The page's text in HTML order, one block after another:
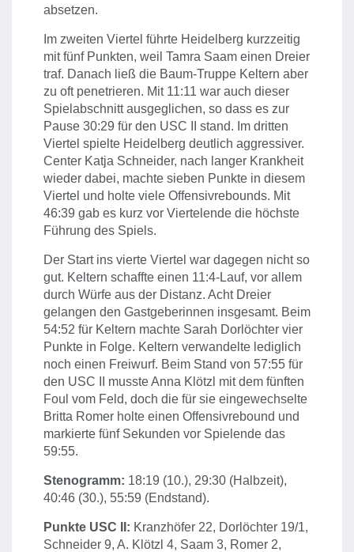
absetzen.
Im zweiten Viertel führte Heidelberg kurzzeitig
mit fünf Punkten, weil Tamra Saam einen Dreier
traf. Danach ließ die Baum-Truppe Keltern aber
zu oft penetrieren. Mit 11:11 war auch dieser
Spielabschnitt ausgeglichen, so dass es zur
Pause 30:29 für den USC II stand. Im dritten
Viertel spielte Heidelberg deutlich aggressiver.
Center Katja Schneider, nach langer Krankheit
wieder dabei, machte sieben Punkte in diesem
Viertel und holte viele Offensivrebounds. Mit
46:39 gab es kurz vor Viertelende die höchste
Führung des Spiels.
Der Start ins vierte Viertel war dagegen nicht so
gut. Keltern schaffte einen 11:4-Lauf, vor allem
durch Würfe aus der Distanz. Acht Dreier
gelangen den Gastgeberinnen insgesamt. Beim
54:52 für Keltern machte Sarah Dorlöchter vier
Punkte in Folge. Keltern verwandelte lediglich
noch einen Freiwurf. Beim Stand von 57:55 für
den USC II musste Anna Klötzl mit dem fünften
Foul vom Feld, doch die für sie eingewechselte
Britta Romer holte einen Offensivrebound und
markierte fünf Sekunden vor Spielende das
59:55.
Stenogramm: 18:19 (10.), 29:30 (Halbzeit),
40:46 (30.), 55:59 (Endstand).
Punkte USC II: Kranzhöfer 22, Dorlöchter 19/1,
Schneider 9, A. Klötzl 4, Saam 3, Romer 2,